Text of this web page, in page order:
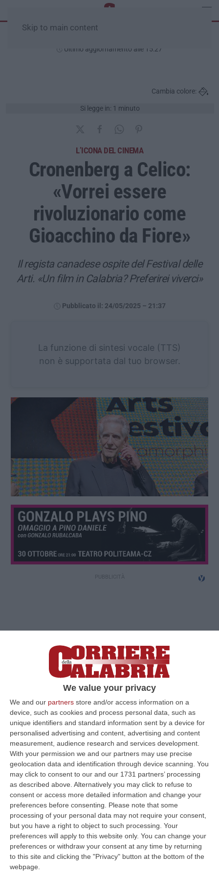
We value your privacy
We and our partners store and/or access information on a
device, such as cookies and process personal data, such as
unique identifiers and standard information sent by a device for
personalised advertising and content, advertising and content
measurement, audience research and services development.
With your permission we and our partners may use precise
geolocation data and identification through device scanning. You
may click to consent to our and our 1731 partners’ processing
as described above. Alternatively you may click to refuse to
consent or access more detailed information and change your
preferences before consenting.
Please note that some
processing of your personal data may not require your consent,
but you have a right to object to such processing. Your
preferences will apply to this website only. You can change your
preferences or withdraw your consent at any time by returning
to this site and clicking the "Privacy" button at the bottom of the
webpage.
Skip to main content
Ultimo aggiornamento alle 15:27
Si legge in: 1 minuto
Cambia colore:
L’ICONA DEL CINEMA
Cronenberg a Celico:
«Vorrei essere
rivoluzionario come
Gioacchino da Fiore»
Il regista canadese ospite del Festival delle
Arti. «Un film in Calabria? Preferirei viverci»
Pubblicato il: 24/05/2025 – 21:37
La funzione di sintesi vocale (TTS)
non è supportata dal tuo browser.
Clicca e segui “Corriere della Calabria” su Google News
CELICO «Vorrei essere un rivoluzionario, nel
cinema, come è stato Gioacchino da Fiore in
tutta la sua vita». Il regista canadese David
Cronenberg ospite d’onore alla prima